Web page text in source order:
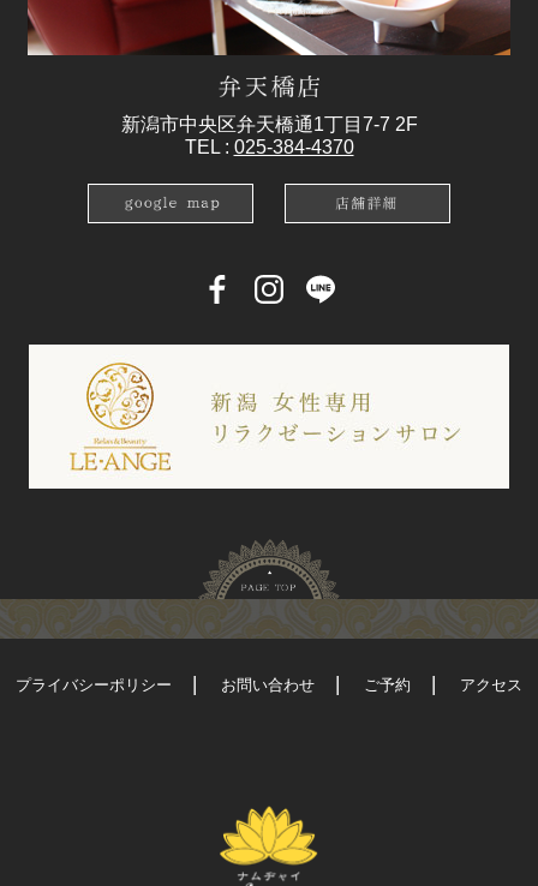
新潟市中央区弁天橋通1丁目7-7 2F
TEL : 025-384-4370
プライバシーポリシー お問い合わせ ご予約 アクセス